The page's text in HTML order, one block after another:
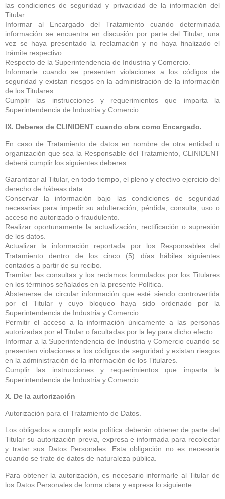
las condiciones de seguridad y privacidad de la información del
Titular.
Informar al Encargado del Tratamiento cuando determinada
información se encuentra en discusión por parte del Titular, una
vez se haya presentado la reclamación y no haya finalizado el
trámite respectivo.
Respecto de la Superintendencia de Industria y Comercio.
Informarle cuando se presenten violaciones a los códigos de
seguridad y existan riesgos en la administración de la información
de los Titulares.
Cumplir las instrucciones y requerimientos que imparta la
Superintendencia de Industria y Comercio.
IX. Deberes de CLINIDENT cuando obra como Encargado.
En caso de Tratamiento de datos en nombre de otra entidad u
organización que sea la Responsable del Tratamiento, CLINIDENT
deberá cumplir los siguientes deberes:
Garantizar al Titular, en todo tiempo, el pleno y efectivo ejercicio del
derecho de hábeas data.
Conservar la información bajo las condiciones de seguridad
necesarias para impedir su adulteración, pérdida, consulta, uso o
acceso no autorizado o fraudulento.
Realizar oportunamente la actualización, rectificación o supresión
de los datos.
Actualizar la información reportada por los Responsables del
Tratamiento dentro de los cinco (5) días hábiles siguientes
contados a partir de su recibo.
Tramitar las consultas y los reclamos formulados por los Titulares
en los términos señalados en la presente Política.
Abstenerse de circular información que esté siendo controvertida
por el Titular y cuyo bloqueo haya sido ordenado por la
Superintendencia de Industria y Comercio.
Permitir el acceso a la información únicamente a las personas
autorizadas por el Titular o facultadas por la ley para dicho efecto.
Informar a la Superintendencia de Industria y Comercio cuando se
presenten violaciones a los códigos de seguridad y existan riesgos
en la administración de la información de los Titulares.
Cumplir las instrucciones y requerimientos que imparta la
Superintendencia de Industria y Comercio.
X. De la autorización
Autorización para el Tratamiento de Datos.
Los obligados a cumplir esta política deberán obtener de parte del
Titular su autorización previa, expresa e informada para recolectar
y tratar sus Datos Personales. Esta obligación no es necesaria
cuando se trate de datos de naturaleza pública.
Para obtener la autorización, es necesario informarle al Titular de
los Datos Personales de forma clara y expresa lo siguiente: